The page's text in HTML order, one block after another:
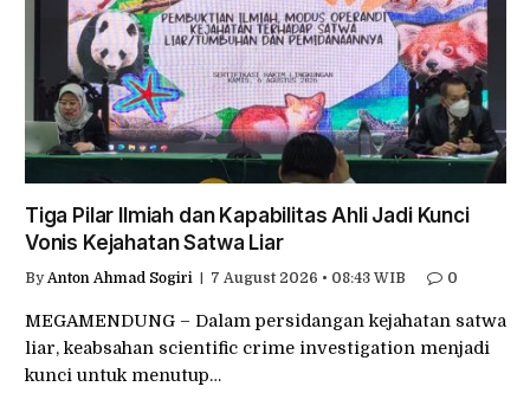
Tiga Pilar Ilmiah dan Kapabilitas Ahli Jadi Kunci
Vonis Kejahatan Satwa Liar
By Anton Ahmad Sogiri 7 August 2026 • 08:43 WIB 0
MEGAMENDUNG – Dalam persidangan kejahatan satwa
liar, keabsahan scientific crime investigation menjadi
kunci untuk menutup…